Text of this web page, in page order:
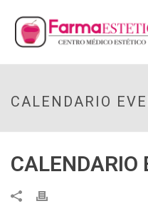
CALENDARIO
CALENDARIO